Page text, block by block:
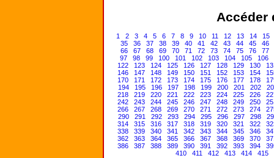
Accéder
1 2 3 4 5 6 7 8 9 10 11 12 13 14
15
35
36 37 38 39 40 41 42 43 44 45
46
66
67 68 69 70 71 72 73 74 75 76
77
97
98 99 100 101 102 103 104 105
106
122
123 124 125 126 127 128 129 130
146
147 148 149 150 151 152 153 154
170
171 172 173 174 175 176 177 178
194
195 196 197 198 199 200 201 202
218
219 220 221 222 223 224 225 226
242
243 244 245 246 247 248 249 250
266
267 268 269 270 271 272 273 274
290
291 292 293 294 295 296 297 298
314
315 316 317 318 319 320 321 322
338
339 340 341 342 343 344 345 346
362
363 364 365 366 367 368 369 370
386
387 388 389 390 391 392 393 394
410
411 412 413 414 415